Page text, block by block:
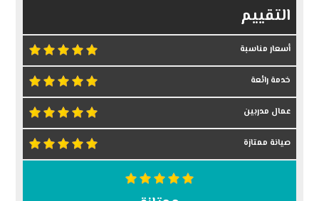
التقييم
أسعار مناسبة
خدمة رائعة
عمال مدربين
صيانة ممتازة